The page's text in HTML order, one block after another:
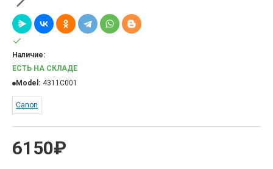
6150₽
Наличие:
ЕСТЬ НА СКЛАДЕ
Model: 4311C001
Canon